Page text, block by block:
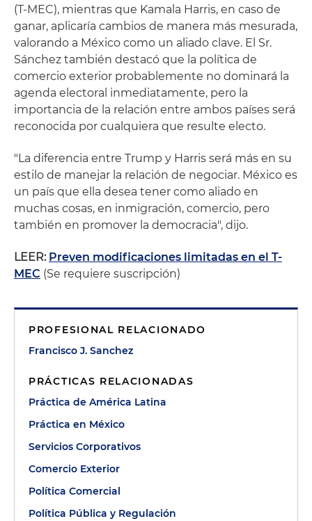
(T-MEC), mientras que Kamala Harris, en caso de
ganar, aplicaría cambios de manera más mesurada,
valorando a México como un aliado clave. El Sr.
Sánchez también destacó que la política de
comercio exterior probablemente no dominará la
agenda electoral inmediatamente, pero la
importancia de la relación entre ambos países será
reconocida por cualquiera que resulte electo.
"La diferencia entre Trump y Harris será más en su
estilo de manejar la rela­ción de negociar. México es
un país que ella desea tener como aliado en
muchas co­sas, en inmigración, comercio, pero
también en promover la democracia", dijo.
LEER: Preven modificaciones limitadas en el T-
MEC (Se requiere suscripción)
PROFESIONAL RELACIONADO
Francisco J. Sanchez
PRÁCTICAS RELACIONADAS
Práctica de América Latina
Práctica en México
Servicios Corporativos
Comercio Exterior
Política Comercial
Política Pública y Regulación